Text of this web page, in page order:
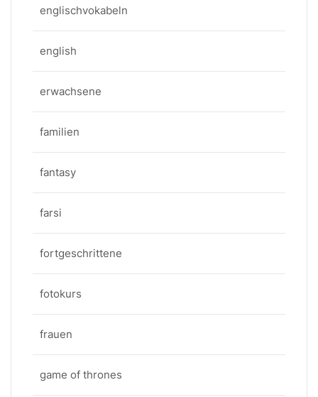
englischvokabeln
english
erwachsene
familien
fantasy
farsi
fortgeschrittene
fotokurs
frauen
game of thrones